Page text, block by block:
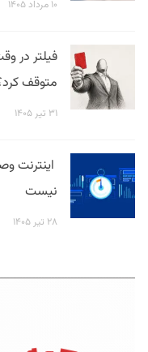
۱۰ مرداد ۱۴۰۵
متوقف
۳۱ تیر ۱۴۰۵
اینترنت
نیست
۲۸ تیر ۱۴۰۵